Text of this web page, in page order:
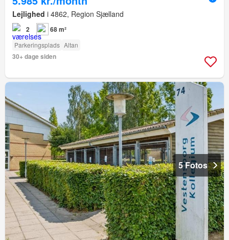
Lejlighed i 4862, Region Sjælland
2 68 m²
Parkeringsplads Altan
30+ dage siden
5 Fotos